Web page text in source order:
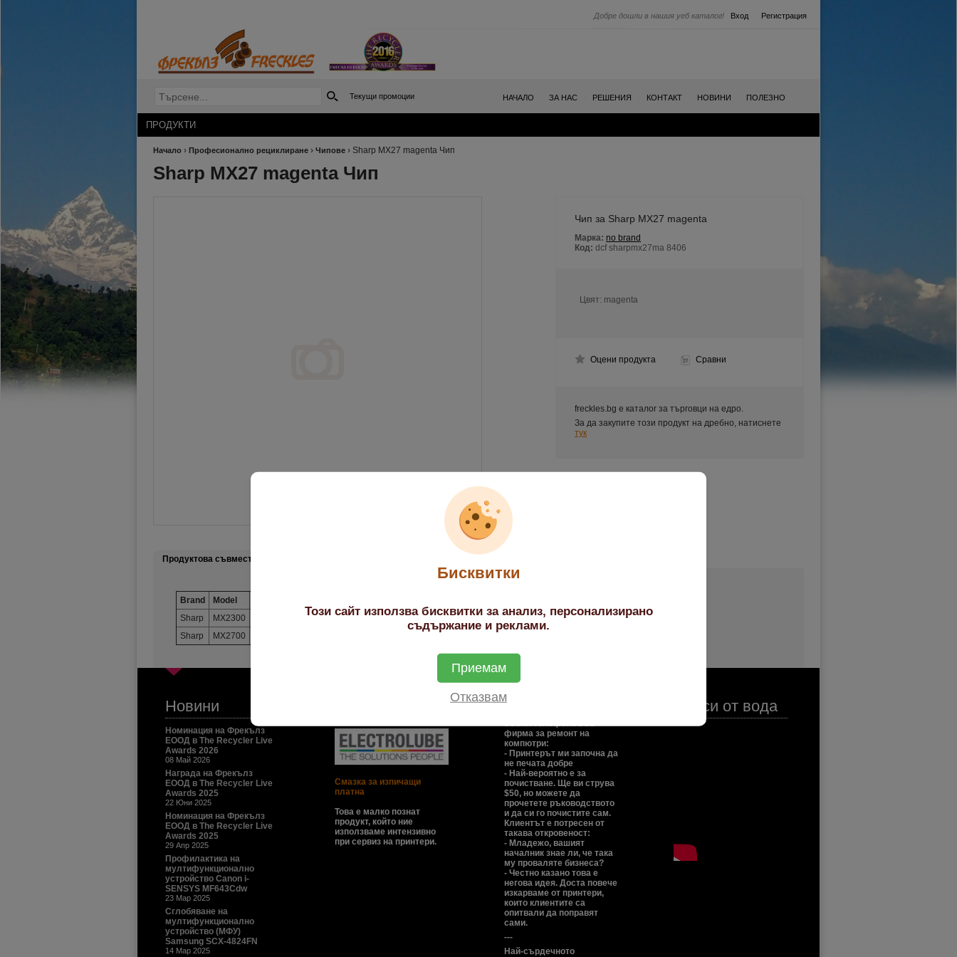
Вход Регистрация
Добре дошли в нашия уеб каталог!
Текущи промоции НАЧАЛО ЗА НАС РЕШЕНИЯ КОНТАКТ НОВИНИ ПОЛЕЗНО
ПРОДУКТИ
Начало › Професионално рециклиране › Чипове › Sharp MX27 magenta Чип
Sharp MX27 magenta Чип
Чип за Sharp MX27 magenta
Марка: no brand
Код: dcf sharpmx27ma 8406
Цвят: magenta
Оцени продукта Сравни
freckles.bg е каталог за търговци на едро.
За да закупите този продукт на дребно, натиснете
тук
Продуктова съвместимост
Brand Model
Sharp
MX2300
MX-27GTMA Magenta
Sharp
MX2700
Новини
Номинация на Фрекълз
ЕООД в The Recycler Live
Awards 2026
08 Май 2026
Награда на Фрекълз
ЕООД в The Recycler Live
Awards 2025
22 Юни 2025
Номинация на Фрекълз
ЕООД в The Recycler Live
Awards 2025
29 Апр 2025
Профилактика на
мултифункционално
устройство Canon i-
SENSYS MF643Cdw
23 Мар 2025
Сглобяване на
мултифункционално
устройство (МФУ)
Samsung SCX-4824FN
14 Мар 2025
Смазка за изпичащи
платна
Това е малко познат
продукт, който ние
използваме интензивно
при сервиз на принтери.
Смях в офиса
Звъни телефона във
фирма за ремонт на
компютри:
- Принтерът ми започна да
не печата добре
- Най-вероятно е за
почистване. Ще ви струва
$50, но можете да
прочетете ръководството
и да си го почистите сам.
Клиентът е потресен от
такава откровеност:
- Младежо, вашият
началник знае ли, че така
му проваляте бизнеса?
- Честно казано това е
негова идея. Доста повече
изкарваме от принтери,
които клиентите са
опитвали да поправят
сами.
---
Най-сърдечното
Спаси от вода
Бисквитки
Този сайт използва бисквитки за анализ, персонализирано
съдържание и реклами.
Приемам
Отказвам